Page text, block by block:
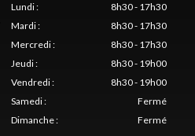
Lundi:
8h30 - 17h30
Mardi:
8h30 - 17h30
Mercredi:
8h30 - 17h30
Jeudi:
8h30 - 19h00
Vendredi:
8h30 - 19h00
Samedi:
Fermé
Dimanche: Fermé